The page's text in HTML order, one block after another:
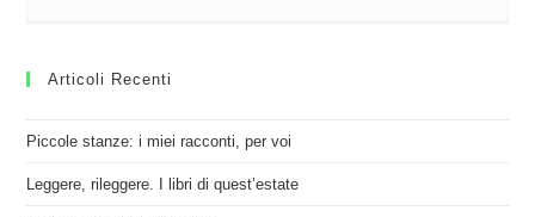
Articoli Recenti
Piccole stanze: i miei racconti, per voi
Leggere, rileggere. I libri di quest’estate